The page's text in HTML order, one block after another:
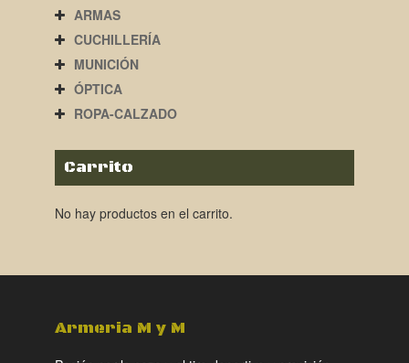
ARMAS
CUCHILLERÍA
MUNICIÓN
ÓPTICA
ROPA-CALZADO
Carrito
No hay productos en el carrito.
Armeria M y M